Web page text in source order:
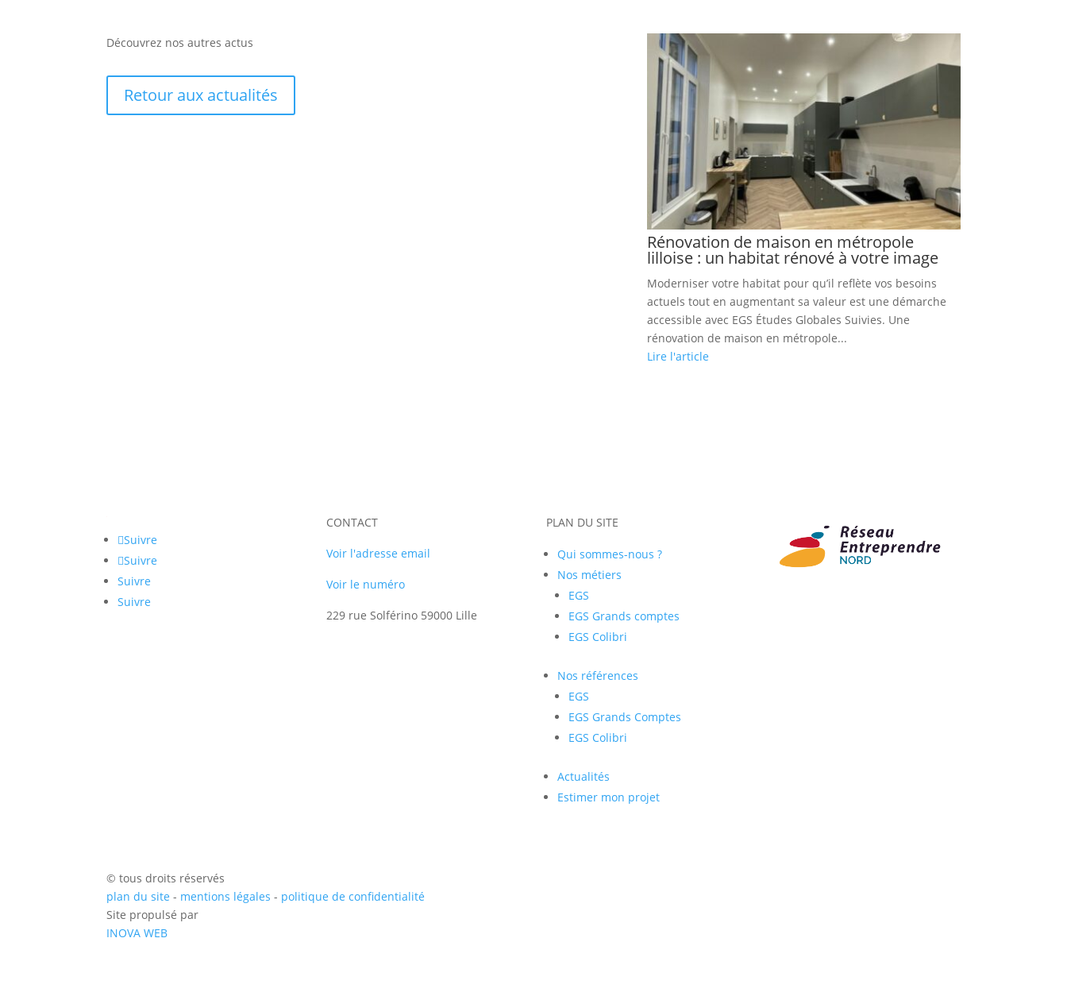
Découvrez nos autres actus
Retour aux actualités
Rénovation de maison en métropole
lilloise : un habitat rénové à votre image
Moderniser votre habitat pour qu’il reflète vos besoins
actuels tout en augmentant sa valeur est une démarche
accessible avec EGS Études Globales Suivies. Une
rénovation de maison en métropole...
Lire l'article
Suivre
Suivre
Suivre
Suivre
CONTACT
Voir l'adresse email
Voir le numéro
229 rue Solférino 59000 Lille
PLAN DU SITE
Qui sommes-nous ?
Nos métiers
EGS
EGS Grands comptes
EGS Colibri
Nos références
EGS
EGS Grands Comptes
EGS Colibri
Actualités
Estimer mon projet
© tous droits réservés
plan du site - mentions légales- politique de confidentialité
Site propulsé par
INOVA WEB